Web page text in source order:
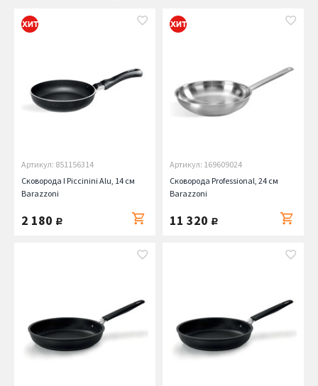
Артикул: 851156314
Сковорода I Piccinini Alu, 14 см
Barazzoni
2 180 руб.
Артикул: 169609024
Сковорода Professional, 24 см
Barazzoni
11 320 руб.